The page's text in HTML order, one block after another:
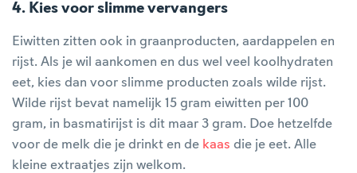
4. Kies voor slimme vervangers
Eiwitten zitten ook in graanproducten, aardappelen en
rijst. Als je wil aankomen en dus wel veel koolhydraten
eet, kies dan voor slimme producten zoals wilde rijst.
Wilde rijst bevat namelijk 15 gram eiwitten per 100
gram, in basmatirijst is dit maar 3 gram. Doe hetzelfde
voor de melk die je drinkt en de kaas die je eet. Alle
kleine extraatjes zijn welkom.